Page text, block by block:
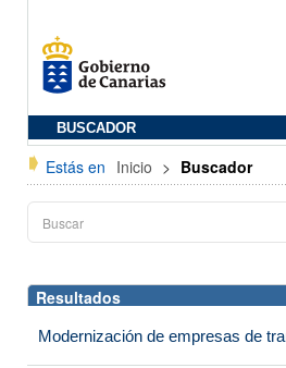
BUSCADOR
Estás en Inicio > Buscador
Resultados
Modernización de empresas de